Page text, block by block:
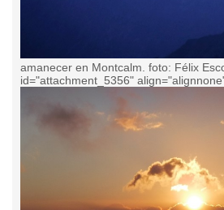
amanecer en Montcalm. foto: Félix
id="attachment_5356"